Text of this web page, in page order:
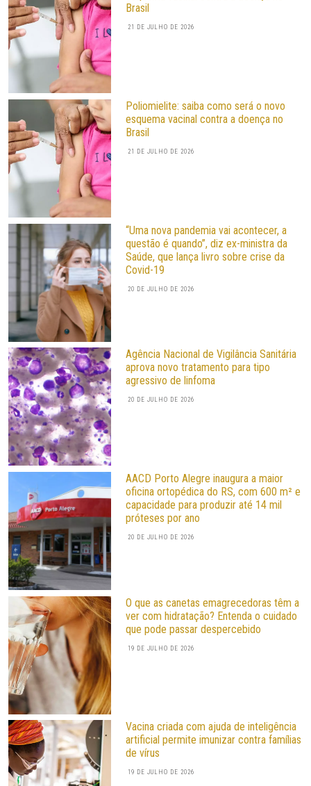
Brasil
21 DE JULHO DE 2026
Poliomielite: saiba como será o novo
esquema vacinal contra a doença no
Brasil
21 DE JULHO DE 2026
“Uma nova pandemia vai acontecer, a
questão é quando”, diz ex-ministra da
Saúde, que lança livro sobre crise da
Covid-19
20 DE JULHO DE 2026
Agência Nacional de Vigilância Sanitária
aprova novo tratamento para tipo
agressivo de linfoma
20 DE JULHO DE 2026
AACD Porto Alegre inaugura a maior
oficina ortopédica do RS, com 600 m² e
capacidade para produzir até 14 mil
próteses por ano
20 DE JULHO DE 2026
O que as canetas emagrecedoras têm a
ver com hidratação? Entenda o cuidado
que pode passar despercebido
19 DE JULHO DE 2026
Vacina criada com ajuda de inteligência
artificial permite imunizar contra famílias
de vírus
19 DE JULHO DE 2026